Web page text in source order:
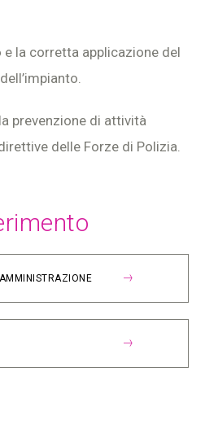
la corretta applicazione del
prevenzione di attività
delle Forze di Polizia.